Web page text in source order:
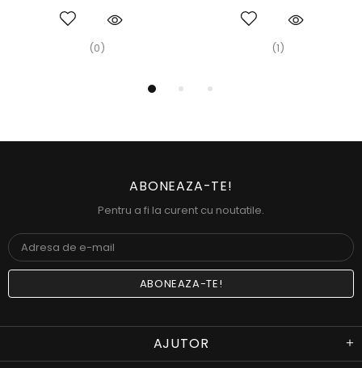
(0) (1)
ABONEAZA-TE!
Pentru a fi la curent cu noutatile.
AJUTOR